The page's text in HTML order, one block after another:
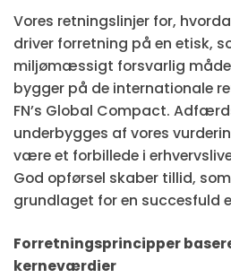
Vores retningslinjer for,
driver forretning på en etisk,
miljømæssigt forsvarlig
bygger på de internationale
FN’s Global Compact.
underbygges af vores
være et forbillede i
God opførsel skaber tillid,
grundlaget for en succesfuld
Forretningsprincipper
kerneværdier